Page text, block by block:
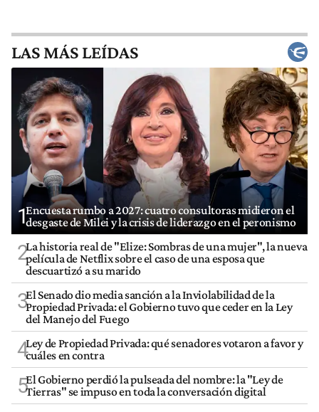
LAS MÁS LEÍDAS
1Encuesta rumbo a 2027: cuatro consultoras midieron el
desgaste de Milei y la crisis de liderazgo en el peronismo
2La historia real de "Elize: Sombras de una mujer", la nueva
película de Netflix sobre el caso de una esposa que
descuartizó a su marido
3El Senado dio media sanción a la Inviolabilidad de la
Propiedad Privada: el Gobierno tuvo que ceder en la Ley
del Manejo del Fuego
4Ley de Propiedad Privada: qué senadores votaron a favor y
cuáles en contra
5El Gobierno perdió la pulseada del nombre: la "Ley de
Tierras" se impuso en toda la conversación digital